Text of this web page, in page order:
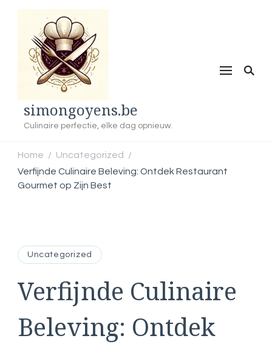
simongoyens.be
Culinaire perfectie, elke dag opnieuw.
Home / Uncategorized
/
Verfijnde Culinaire Beleving: Ontdek Restaurant
Gourmet op Zijn Best
Uncategorized
Verfijnde Culinaire
Beleving: Ontdek